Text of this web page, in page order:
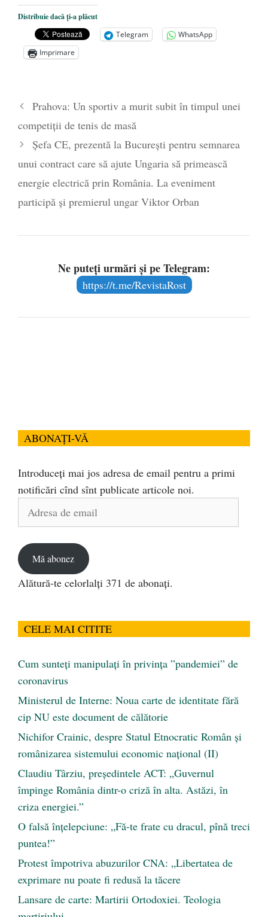
Dezvăluiri cutremurătoare despre
președintele Ucrainei, Volodymyr
Zelensky
- 13 mai 2026
Statul care servește Națiunea
poetului Octavian Goga, înlăturat din Iași
- 16 aprilie 2026
Distribuie dacă ți-a plăcut
Telegram
WhatsApp
Imprimare
Prahova: Un sportiv a murit subit în timpul unei
competiţii de tenis de masă
Șefa CE, prezentă la București pentru semnarea
unui contract care să ajute Ungaria să primească
energie electrică prin România. La eveniment
participă și premierul ungar Viktor Orban
Ne puteți urmări și pe Telegram:
https://t.me/RevistaRost
ABONAȚI-VĂ
Introduceți mai jos adresa de email pentru a primi
notificări cînd sînt publicate articole noi.
Adresa
Mă abonez
Alătură-te celorlalți 371 de abonați.
CELE MAI CITITE
Cum sunteți manipulați în privința ”pandemiei” de
coronavirus
Ministerul de Interne: Noua carte de identitate fără
cip NU este document de călătorie
Nichifor Crainic, despre Statul Etnocratic Român şi
românizarea sistemului economic naţional (II)
Claudiu Târziu, președintele ACT: „Guvernul
împinge România dintr-o criză în alta. Astăzi, în
criza energiei.”
O falsă înțelepciune: „Fă-te frate cu dracul, pînă treci
puntea!”
Protest împotriva abuzurilor CNA: „Libertatea de
exprimare nu poate fi redusă la tăcere
Lansare de carte: Martirii Ortodoxiei. Teologia